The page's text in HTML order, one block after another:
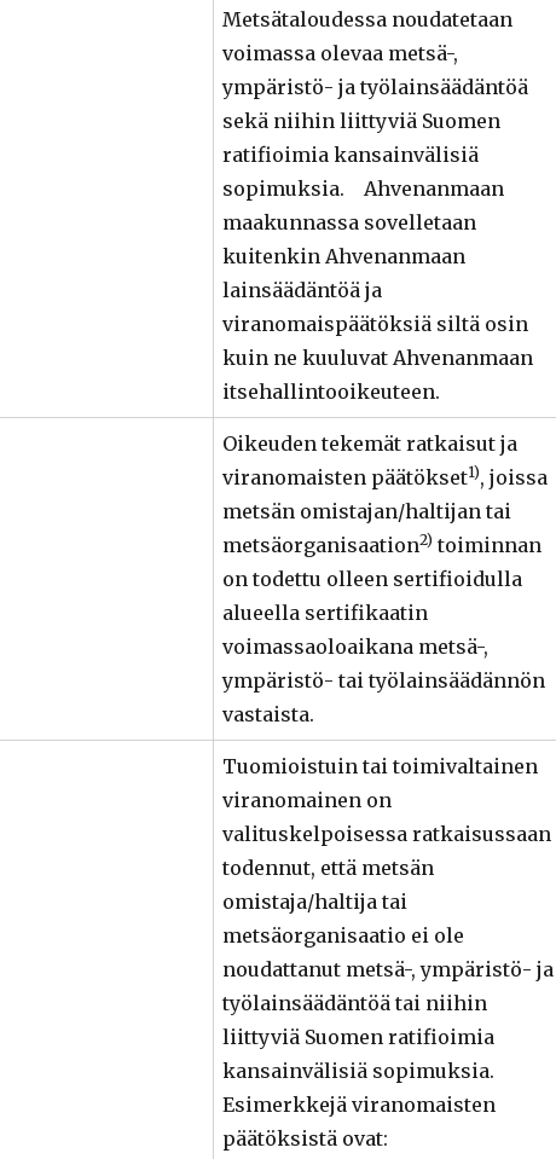
Metsätaloudessa noudatetaan
voimassa olevaa metsä-,
ympäristö- ja työlainsäädäntöä
sekä niihin liittyviä Suomen
ratifioimia kansainvälisiä
sopimuksia. Ahvenanmaan
maakunnassa sovelletaan
kuitenkin Ahvenanmaan
lainsäädäntöä ja
viranomaispäätöksiä siltä osin
kuin ne kuuluvat Ahvenanmaan
itsehallintooikeuteen.
Oikeuden tekemät ratkaisut ja
viranomaisten päätökset1), joissa
metsän omistajan/haltijan tai
metsäorganisaation2) toiminnan
on todettu olleen sertifioidulla
alueella sertifikaatin
voimassaoloaikana metsä-,
ympäristö- tai työlainsäädännön
vastaista.
Tuomioistuin tai toimivaltainen
viranomainen on
valituskelpoisessa ratkaisussaan
todennut, että metsän
omistaja/haltija tai
metsäorganisaatio ei ole
noudattanut metsä-, ympäristö- ja
työlainsäädäntöä tai niihin
liittyviä Suomen ratifioimia
kansainvälisiä sopimuksia.
Esimerkkejä viranomaisten
päätöksistä ovat: